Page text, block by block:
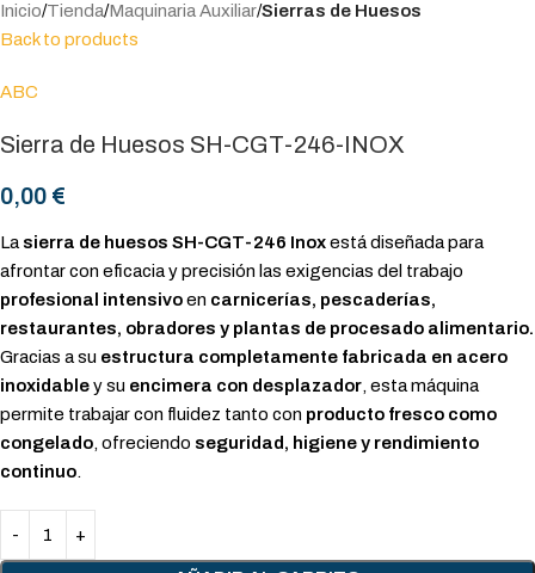
Inicio Tienda Maquinaria Auxiliar Sierras de Huesos
Back to products
ABC
Sierra de Huesos SH-CGT-246-INOX
0,00 €
Lasierra de huesos SH-CGT-246 Inoxestá diseñada para
afrontar con eficacia y precisión las exigencias del trabajo
profesional intensivoen carnicerías, pescaderías,
restaurantes, obradores y plantas de procesado alimentario.
Gracias a su estructura completamente fabricada en acero
inoxidabley su encimera con desplazador, esta máquina
permite trabajar con fluidez tanto con producto fresco como
congelado, ofreciendo seguridad, higiene y rendimiento
continuo.